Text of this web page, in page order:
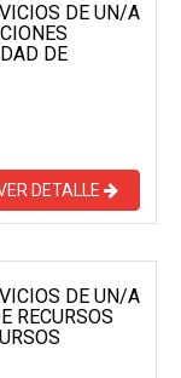
DE UN/A
DE
DETALLE
DE UN/A
RECURSOS